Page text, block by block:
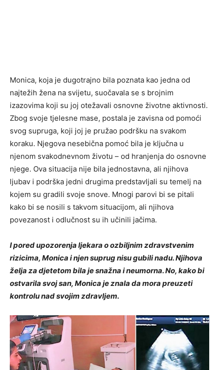
Monica, koja je dugotrajno bila poznata kao jedna od
najtežih žena na svijetu, suočavala se s brojnim
izazovima koji su joj otežavali osnovne životne aktivnosti.
Zbog svoje tjelesne mase, postala je zavisna od pomoći
svog supruga, koji joj je pružao podršku na svakom
koraku. Njegova nesebična pomoć bila je ključna u
njenom svakodnevnom životu – od hranjenja do osnovne
njege. Ova situacija nije bila jednostavna, ali njihova
ljubav i podrška jedni drugima predstavljali su temelj na
kojem su gradili svoje snove. Mnogi parovi bi se pitali
kako bi se nosili s takvom situacijom, ali njihova
povezanost i odlučnost su ih učinili jačima.
I pored upozorenja ljekara o ozbiljnim zdravstvenim
rizicima, Monica i njen suprug nisu gubili nadu. Njihova
želja za djetetom bila je snažna i neumorna. No, kako bi
ostvarila svoj san, Monica je znala da mora preuzeti
kontrolu nad svojim zdravljem.